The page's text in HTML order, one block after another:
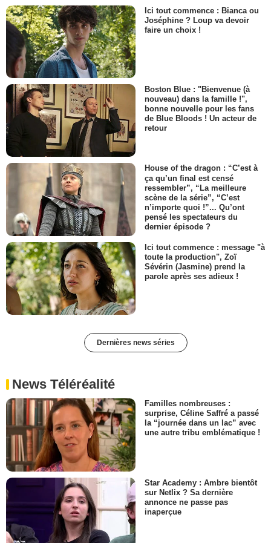
Ici tout commence : Bianca ou
Joséphine ? Loup va devoir
faire un choix !
Boston Blue : "Bienvenue (à
nouveau) dans la famille !",
bonne nouvelle pour les fans
de Blue Bloods ! Un acteur de
retour
House of the dragon : “C’est à
ça qu’un final est censé
ressembler”, “La meilleure
scène de la série”, “C’est
n’importe quoi !”... Qu’ont
pensé les spectateurs du
dernier épisode ?
Ici tout commence : message "à
toute la production", Zoï
Sévérin (Jasmine) prend la
parole après ses adieux !
Dernières news séries
News Téléréalité
Familles nombreuses :
surprise, Céline Saffré a passé
la “journée dans un lac” avec
une autre tribu emblématique !
Star Academy : Ambre bientôt
sur Netlix ? Sa dernière
annonce ne passe pas
inaperçue